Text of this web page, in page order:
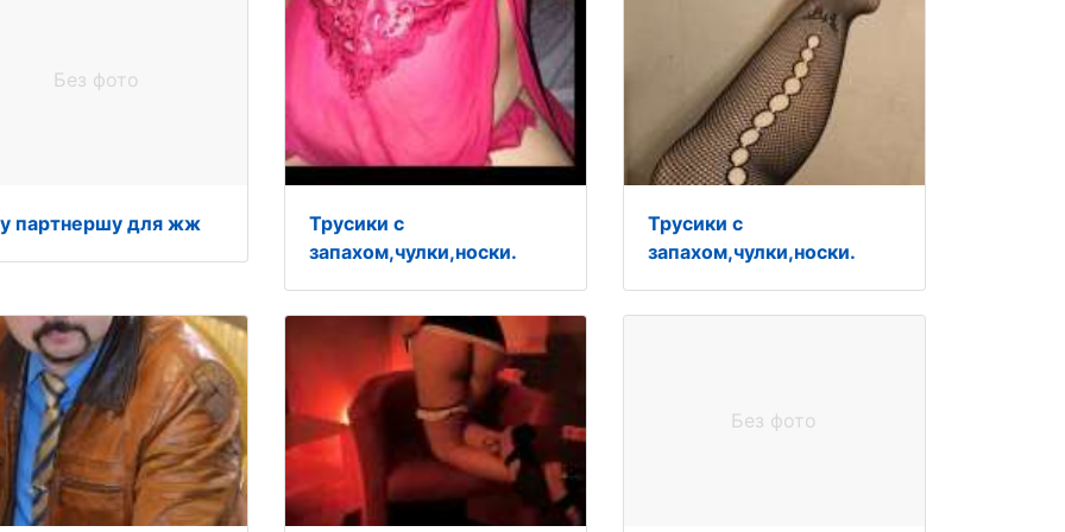
Без фото
партнершу для жж
Трусики с
запахом,чулки,носки.
Трусики с
запахом,чулки,носки.
Без фото